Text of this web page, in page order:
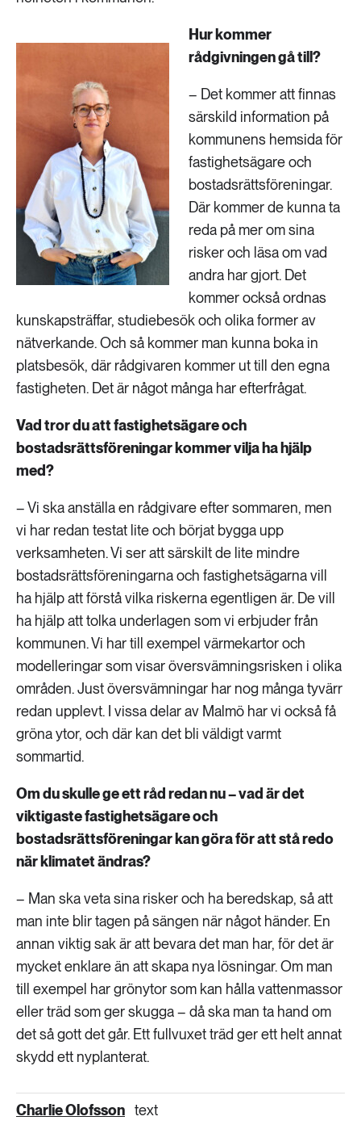
Hur kommer
rådgivningen gå till?
– Det kommer att finnas
särskild information på
kommunens hemsida för
fastighetsägare och
bostadsrättsföreningar.
Där kommer de kunna ta
reda på mer om sina
risker och läsa om vad
andra har gjort. Det
kommer också ordnas
kunskapsträffar, studiebesök och olika former av
nätverkande. Och så kommer man kunna boka in
platsbesök, där rådgivaren kommer ut till den egna
fastigheten. Det är något många har efterfrågat.
Vad tror du att fastighetsägare och
bostadsrättsföreningar kommer vilja ha hjälp
med?
– Vi ska anställa en rådgivare efter sommaren, men
vi har redan testat lite och börjat bygga upp
verksamheten. Vi ser att särskilt de lite mindre
bostadsrättsföreningarna och fastighetsägarna vill
ha hjälp att förstå vilka riskerna egentligen är. De vill
ha hjälp att tolka underlagen som vi erbjuder från
kommunen. Vi har till exempel värmekartor och
modelleringar som visar översvämningsrisken i olika
områden. Just översvämningar har nog många tyvärr
redan upplevt. I vissa delar av Malmö har vi också få
gröna ytor, och där kan det bli väldigt varmt
sommartid.
Om du skulle ge ett råd redan nu – vad är det
viktigaste fastighetsägare och
bostadsrättsföreningar kan göra för att stå redo
när klimatet ändras?
– Man ska veta sina risker och ha beredskap, så att
man inte blir tagen på sängen när något händer. En
annan viktig sak är att bevara det man har, för det är
mycket enklare än att skapa nya lösningar. Om man
till exempel har grönytor som kan hålla vattenmassor
eller träd som ger skugga – då ska man ta hand om
det så gott det går. Ett fullvuxet träd ger ett helt annat
skydd ett nyplanterat.
Charlie Olofsson text